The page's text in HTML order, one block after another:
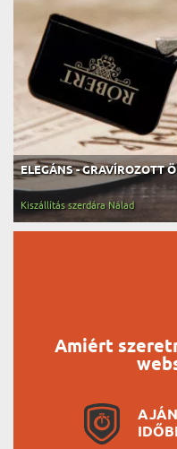
ELEGÁNS - GRAVÍROZOTT
Kiszállítás szerdára Nálad
Amiért